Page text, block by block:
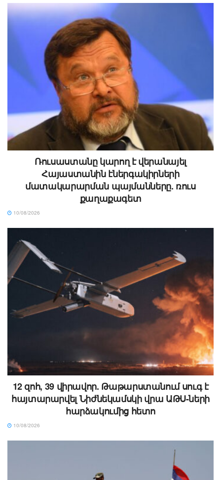
Ռուսաստանը կարող է վերանայել
Հայաստանին էներգակիրների
մատակարարման պայմանները. ռուս
քաղաքագետ
10/08/2026
12 զոհ, 39 վիրավոր. Թաթարստանում սուգ է
հայտարարվել Նիժնեկամսկի վրա ԱԹՍ-ների
հարձակումից հետո
10/08/2026